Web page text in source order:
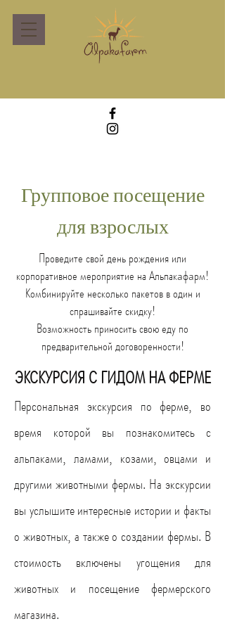
Групповое посещение
для взрослых
Проведите свой день рождения или
корпоративное мероприятие на Альпакaфaрм!
Комбинируйте несколько пакетов в один и
спрашивайте скидку!
Возможность приносить свою еду по
предварительной договоренности!
ЭКСКУРСИЯ С ГИДОМ НА ФЕРМЕ
Персональная экскурсия по ферме, во
время которой вы познакомитесь с
альпаками, ламами, козами, овцами и
другими животными фермы. На экскурсии
вы услышите интересные истории и факты
о животных, а также о создании фермы. В
стоимость включены угощения для
животных и посещение фермерского
магазина.